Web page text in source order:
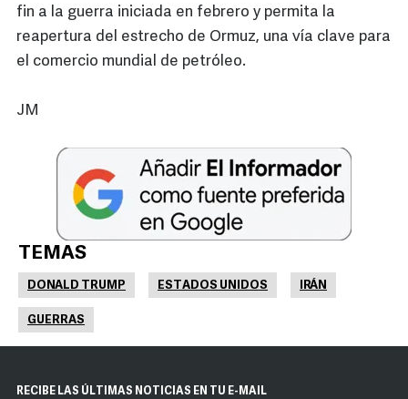
fin a la guerra iniciada en febrero y permita la
reapertura del estrecho de Ormuz, una vía clave para
el comercio mundial de petróleo.
JM
TEMAS
DONALD TRUMP ESTADOS UNIDOS IRÁN
GUERRAS
RECIBE LAS ÚLTIMAS NOTICIAS EN TU E-MAIL